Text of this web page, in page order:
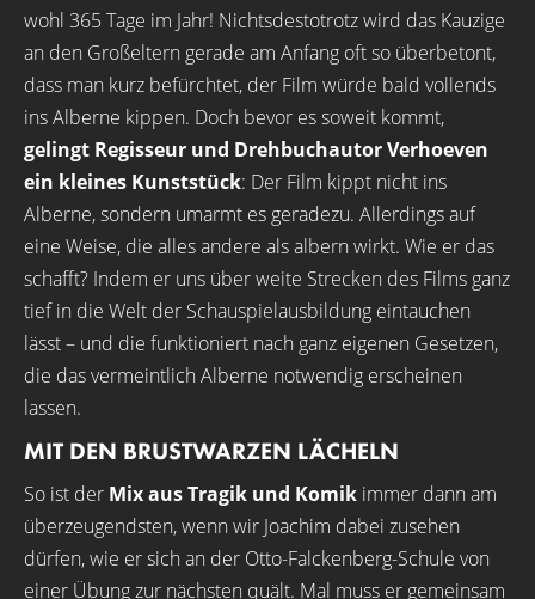
wohl 365 Tage im Jahr! Nichtsdestotrotz wird das Kauzige
an den Großeltern gerade am Anfang oft so überbetont,
dass man kurz befürchtet, der Film würde bald vollends
ins Alberne kippen. Doch bevor es soweit kommt,
gelingt Regisseur und Drehbuchautor Verhoeven
ein kleines Kunststück: Der Film kippt nicht ins
Alberne, sondern umarmt es geradezu. Allerdings auf
eine Weise, die alles andere als albern wirkt. Wie er das
schafft? Indem er uns über weite Strecken des Films ganz
tief in die Welt der Schauspielausbildung eintauchen
lässt – und die funktioniert nach ganz eigenen Gesetzen,
die das vermeintlich Alberne notwendig erscheinen
lassen.
MIT DEN BRUSTWARZEN LÄCHELN
So ist der Mix aus Tragik und Komik immer dann am
überzeugendsten, wenn wir Joachim dabei zusehen
dürfen, wie er sich an der Otto-Falckenberg-Schule von
einer Übung zur nächsten quält. Mal muss er gemeinsam